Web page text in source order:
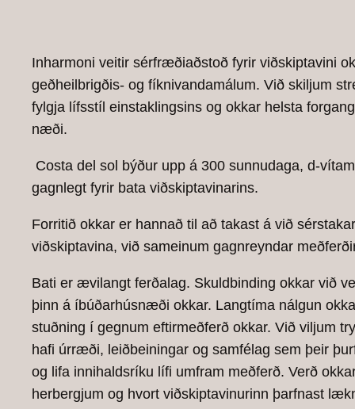
Inharmoni veitir sérfræðiaðstoð fyrir viðskiptavini
geðheilbrigðis- og fíknivandamálum. Við skiljum
fylgja lífsstíl einstaklingsins og okkar helsta
næði.
Costa del sol býður upp á 300 sunnudaga, d-
gagnlegt fyrir bata viðskiptavinarins.
Forritið okkar er hannað til að takast á við
viðskiptavina, við sameinum gagnreyndar
Bati er ævilangt ferðalag. Skuldbinding okkar við
þinn á íbúðarhúsnæði okkar. Langtíma nálgun
stuðning í gegnum eftirmeðferð okkar. Við viljum
hafi úrræði, leiðbeiningar og samfélag sem þeir
og lifa innihaldsríku lífi umfram meðferð. Verð
herbergjum og hvort viðskiptavinurinn þarfnast